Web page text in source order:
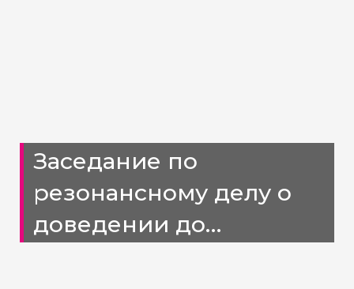
Заседание по
резонансному делу о
доведении до